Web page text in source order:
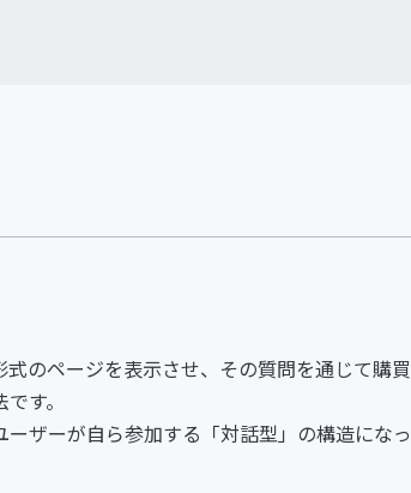
のページを表示させ、その質問を通じて購買
す。
ザーが自ら参加する「対話型」の構造になっ